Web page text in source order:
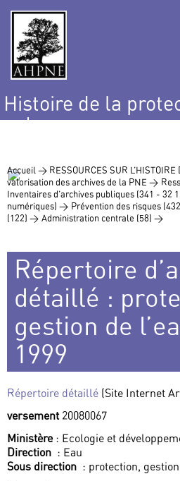
Histoire de la
nature
Accueil > RESSOURCES SUR
valorisation des archives de la PNE >
Inventaires d’archives publiques (341 - 32
numériques) > Prévention des risques
(122) > Administration centrale (58) >
Répertoire
détaillé :
gestion de
1999
Répertoire détaillé (Site Internet
versement 20080067
Ministère: Ecologie et
Direction : Eau
Sous direction : protection, gestion